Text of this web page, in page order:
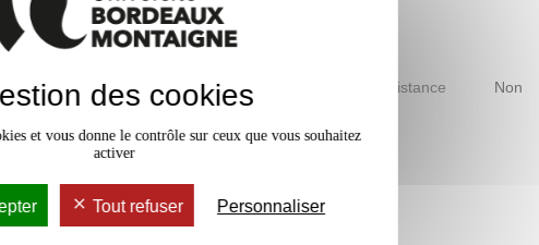
Accessible à distance Non
des cookies
et vous donne le contrôle sur ceux que vous souhaitez
activer
Tout refuser Personnaliser